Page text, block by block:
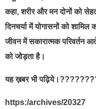
कहा, शरीर और मन दोनों को
दिनचर्या में योगासनों को
जीवन में सकारात्मक परिवर्तन
को जोड़ता है।
यह ख़बर भी
https:/archives/20327